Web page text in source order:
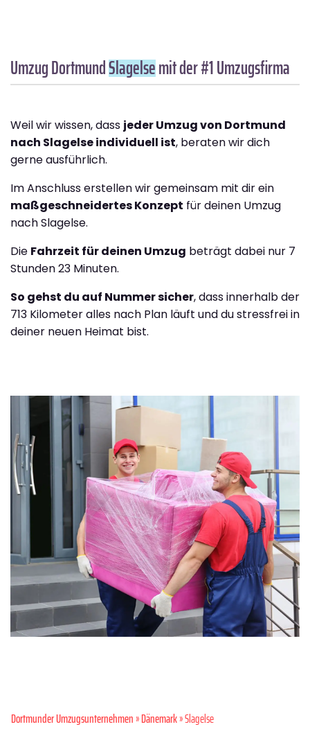
Umzug DortmundSlagelsemit der #1 Umzugsfirma
Weil wir wissen, dass jeder Umzug von Dortmund
nach Slagelse individuell ist, beraten wir dich
gerne ausführlich.
Im Anschluss erstellen wir gemeinsam mit dir ein
maßgeschneidertes Konzept für deinen Umzug
nach Slagelse.
Die Fahrzeit für deinen Umzug beträgt dabei nur 7
Stunden 23 Minuten.
So gehst du auf Nummer sicher, dass innerhalb der
713 Kilometer alles nach Plan läuft und du stressfrei in
deiner neuen Heimat bist.
Dortmunder Umzugsunternehmen»Dänemark» Slagelse